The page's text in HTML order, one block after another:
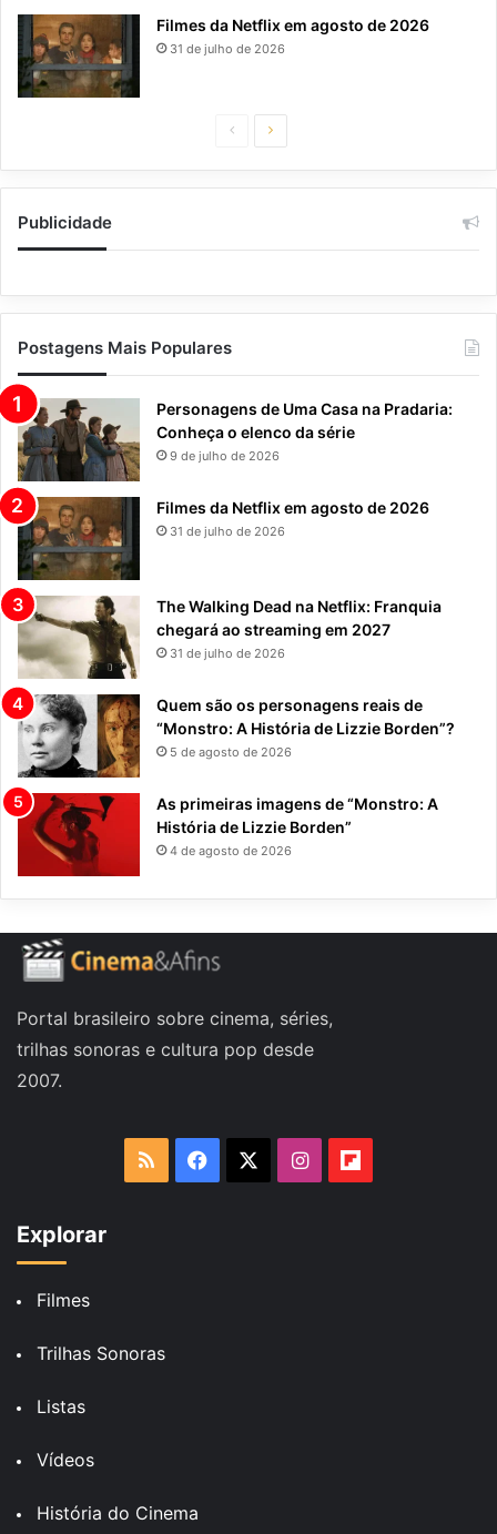
Filmes da Netflix em agosto de 2026
31 de julho de 2026
PáginaPróxima
Publicidade
Postagens Mais Populares
Personagens de Uma Casa na Pradaria:
Conheça o elenco da série
9 de julho de 2026
Filmes da Netflix em agosto de 2026
31 de julho de 2026
The Walking Dead na Netflix: Franquia
chegará ao streaming em 2027
31 de julho de 2026
Quem são os personagens reais de
“Monstro: A História de Lizzie Borden”?
5 de agosto de 2026
As primeiras imagens de “Monstro: A
História de Lizzie Borden”
4 de agosto de 2026
Portal brasileiro sobre cinema, séries,
trilhas sonoras e cultura pop desde
2007.
RSS Facebook InstagramFlipboard
Explorar
Filmes
Trilhas Sonoras
Listas
Vídeos
História do Cinema